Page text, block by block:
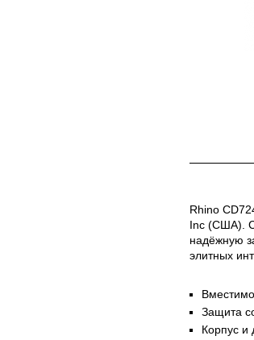
Rhino
Inc (США).
надёжную
элитных
Защита
Корпус и